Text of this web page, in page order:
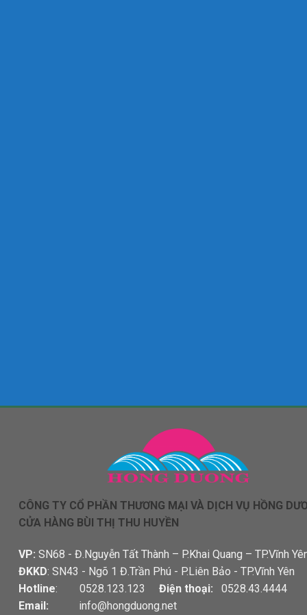
CÔNG TY CỔ PHẦN THƯƠNG MẠI VÀ DỊCH VỤ HỒNG
CỬA HÀNG BÙI THỊ THU HUYỀN
VP: SN68 - Đ.Nguyễn Tất Thành – P.Khai Quang – TP.Vĩnh
ĐKKD: SN43 - Ngõ 1 Đ.Trần Phú - P.Liên Bảo - TP.Vĩnh Yên
Hotline: 0528.123.123 Điện thoại: 0528.43.4444
Email:
info@hongduong.net